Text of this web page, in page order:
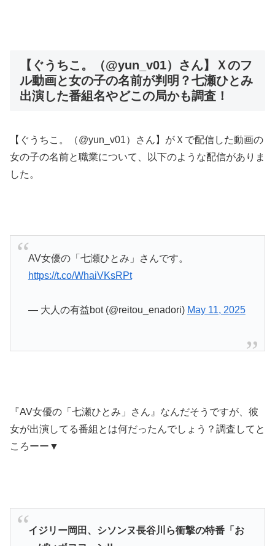
【ぐうちこ。（@yun_v01）さん】Ｘのフ
ル動画と女の子の名前が判明？七瀬ひとみ
出演した番組名やどこの局かも調査！
【ぐうちこ。（@yun_v01）さん】がＸで配信した動画の
女の子の名前と職業について、以下のような配信がありま
した。
AV女優の「七瀬ひとみ」さんです。
https://t.co/WhaiVKsRPt
— 大人の有益bot (@reitou_enadori) May 11, 2025
『AV女優の「七瀬ひとみ」さん』なんだそうですが、彼
女が出演してる番組とは何だったんでしょう？調査してと
ころーー▼
イジリー岡田、シソンヌ長谷川ら衝撃の特番「お